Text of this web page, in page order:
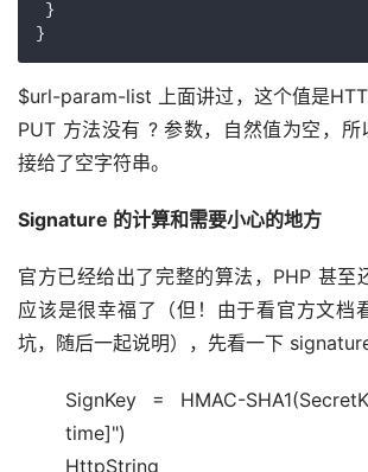
}
}
$url-param-list 上面讲过，这个值是
PUT 方法没有 ? 参数，自然值为空，所
接给了空字符串。
Signature 的计算和需要小心的地方
官方已经给出了完整的算法，PHP 甚至
应该是很幸福了（但！由于看官方文档
坑，随后一起说明），先看一下 signature
SignKey = HMAC-
time]")